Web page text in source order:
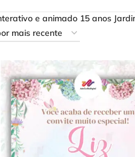
e animado 15 anos